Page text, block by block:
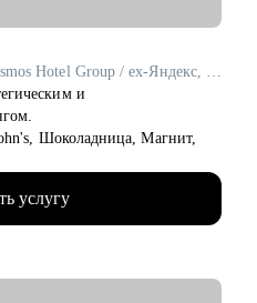
Директор по маркетингу в Cosmos Hotel Group / ex-Яндекс, Перекрёсток, Papa John's
и
Шоколадница, Магнит,
и Финансовая академия
бизнес-трекер.
услугу